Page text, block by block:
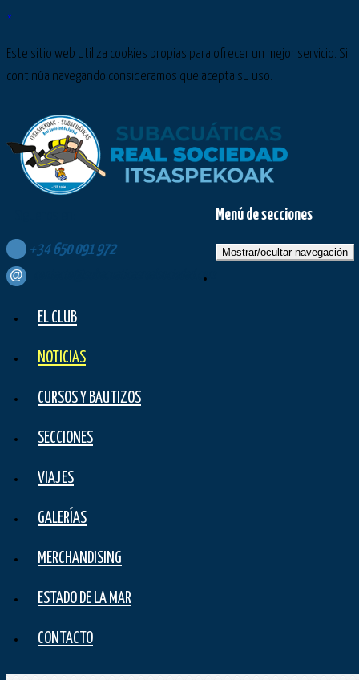
×
Este sitio web utiliza cookies propias para ofrecer un mejor servicio. Si
continúa navegando consideramos que acepta su uso.
+34 650 091 972
contacto@subacuaticasrealsociedad.com
Menú de secciones
Mostrar/ocultar navegación
EL CLUB
NOTICIAS
CURSOS Y BAUTIZOS
SECCIONES
VIAJES
GALERÍAS
MERCHANDISING
ESTADO DE LA MAR
CONTACTO